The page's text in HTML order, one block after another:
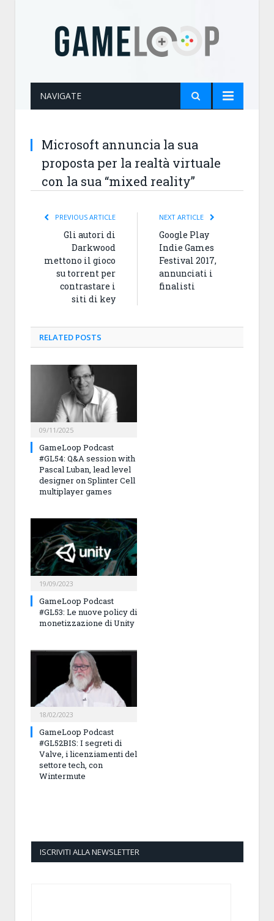
NAVIGATE
Microsoft annuncia la sua
proposta per la realtà virtuale
con la sua “mixed reality”
PREVIOUS ARTICLE
Gli autori di
Darkwood
mettono il gioco
su torrent per
contrastare i
siti di key
NEXT ARTICLE
Google Play
Indie Games
Festival 2017,
annunciati i
finalisti
RELATED POSTS
09/11/2025
GameLoop Podcast
#GL54: Q&A session with
Pascal Luban, lead level
designer on Splinter Cell
multiplayer games
19/09/2023
GameLoop Podcast
#GL53: Le nuove policy di
monetizzazione di Unity
18/02/2023
GameLoop Podcast
#GL52BIS: I segreti di
Valve, i licenziamenti del
settore tech, con
Wintermute
ISCRIVITI ALLA NEWSLETTER